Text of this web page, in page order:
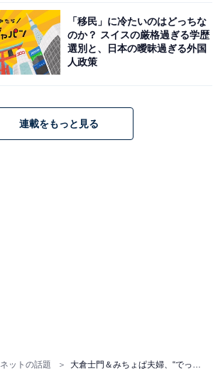
ネットの話題
「移民」に冷たいのはどっちな
のか？ スイスの厳格過ぎる学歴
選別と、日本の曖昧過ぎる外国
人政策
連載をもっと見る